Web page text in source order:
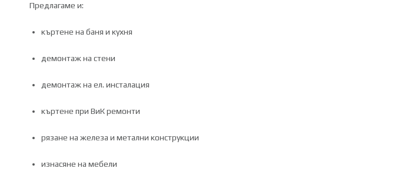
Предлагаме и:
къртене на баня и кухня
демонтаж на стени
демонтаж на ел. инсталация
къртене при ВиК ремонти
рязане на железа и метални конструкции
изнасяне на мебели